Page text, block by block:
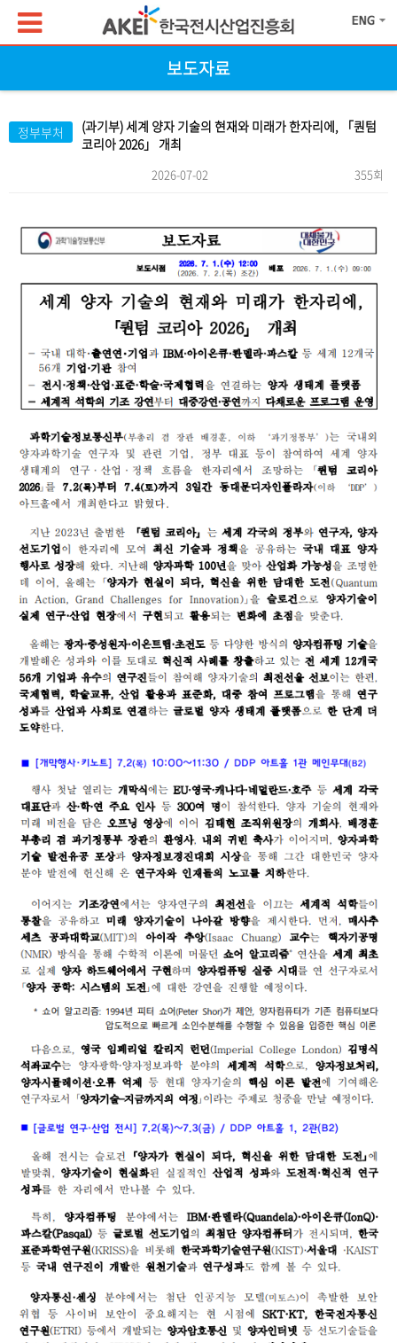
보도자료
정부부처
(과기부) 세계 양자 기술의 현재와 미래가 한자리에, 「퀀텀
코리아 2026」 개최
2026-07-02 355회
본문